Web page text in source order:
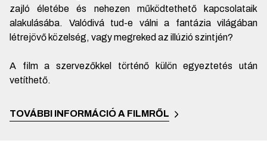
zajló életébe és nehezen működtethető kapcsolataik
alakulásába. Valódivá tud-e válni a fantázia világában
létrejövő közelség, vagy megreked az illúzió szintjén?
A film a szervezőkkel történő külön egyeztetés után
vetíthető.
TOVÁBBI INFORMÁCIÓ A FILMRŐL